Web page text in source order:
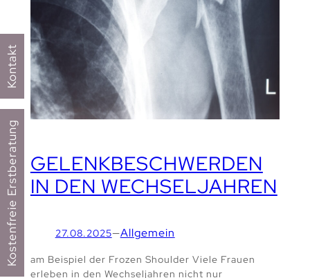
GELENKBESCHWERDEN
IN DEN WECHSELJAHREN
27.08.2025—Allgemein
am Beispiel der Frozen Shoulder Viele Frauen
erleben in den Wechseljahren nicht nur
Kostenfreie Erstberatung
Kontakt